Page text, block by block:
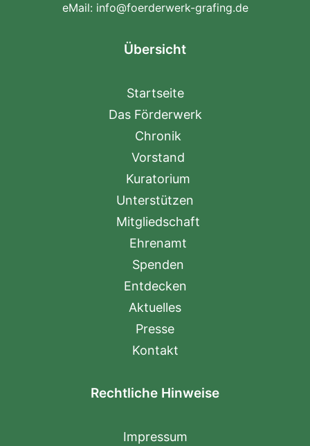
eMail: info@foerderwerk-grafing.de
Übersicht
Startseite
Das Förderwerk
Chronik
Vorstand
Kuratorium
Unterstützen
Mitgliedschaft
Ehrenamt
Spenden
Entdecken
Aktuelles
Presse
Kontakt
Rechtliche Hinweise
Impressum